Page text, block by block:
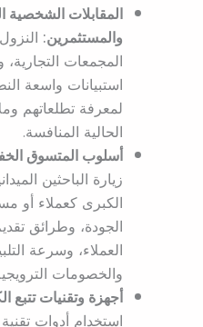
المقابلات الشخصية
والمستثمرين:
المجمعات
استبيانات واسعة
لمعرفة تطلعاتهم
الحالية المنافسة.
أسلوب المتسوق
زيارة الباحثين
الكبرى كعملاء أو
الجودة، وطرائق
العملاء، وسرعة
والخصومات
أجهزة وتقنيات تتبع
استخدام أدوات